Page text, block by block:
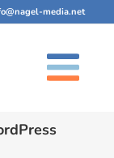
media.net